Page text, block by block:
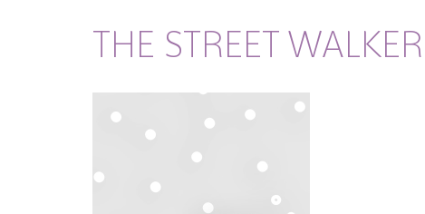
THE STREET WALKER